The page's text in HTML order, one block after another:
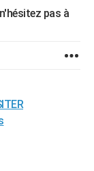
pas à